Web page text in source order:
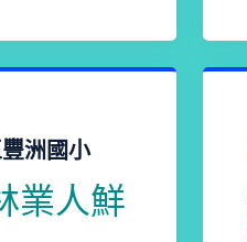
洲國小
業人鮮